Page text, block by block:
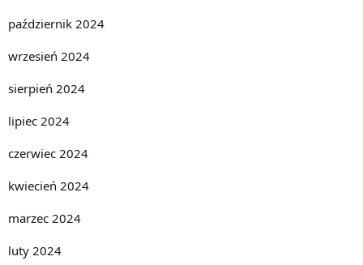
październik 2024
wrzesień 2024
sierpień 2024
lipiec 2024
czerwiec 2024
kwiecień 2024
marzec 2024
luty 2024